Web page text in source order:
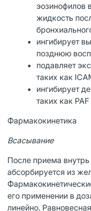
эозинофилов
жидкость
ингибирует
позднюю
подавляет
таких как
ингибирует
таких как
Фармакокинетика
Всасывание
После приема
абсорбируется из
его применении в
линейно.